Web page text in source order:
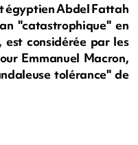
égyptien Abdel Fattah
"catastrophique" en
considérée par les
Emmanuel Macron,
tolérance" de